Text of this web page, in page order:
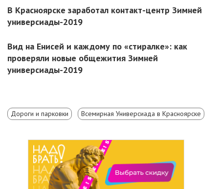
В Красноярске заработал контакт-центр Зимней
универсиады-2019
Вид на Енисей и каждому по «стиралке»: как
проверяли новые общежития Зимней
универсиады-2019
Дороги и парковки Всемирная Универсиада в Красноярске